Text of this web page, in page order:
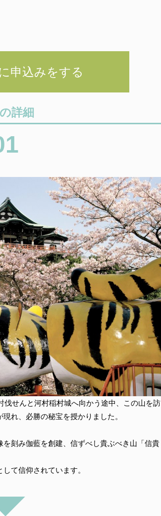
申込みをする
詳細
せんと河村稲村城へ向かう途中、この山を訪
れ、必勝の秘宝を授かりました。
刻み伽藍を創建、信ずべし貴ぶべき山「信貴
て信仰されています。